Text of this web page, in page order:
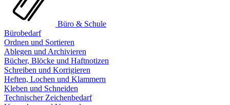
Büro & Schule
Bürobedarf
Ordnen und Sortieren
Ablegen und Archivieren
Bücher, Blöcke und Haftnotizen
Schreiben und Korrigieren
Heften, Lochen und Klammern
Kleben und Schneiden
Technischer Zeichenbedarf